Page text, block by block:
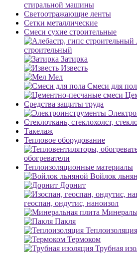
стиральной машины
Светоотражающие ленты
Сетки металлические
Смеси сухие строительные
строительный
Затирка
Известь
Мел
Смеси для
Средства защиты труда
Стеклоткань, стеклохолст,
Такелаж
Тепловое оборудование
обогреватели
Теплоизоляционные материалы
Войлок
Дорнит
геоспан, ондутис, наноизол
Пакля
Теплоизоляция
Термоком
Трубная